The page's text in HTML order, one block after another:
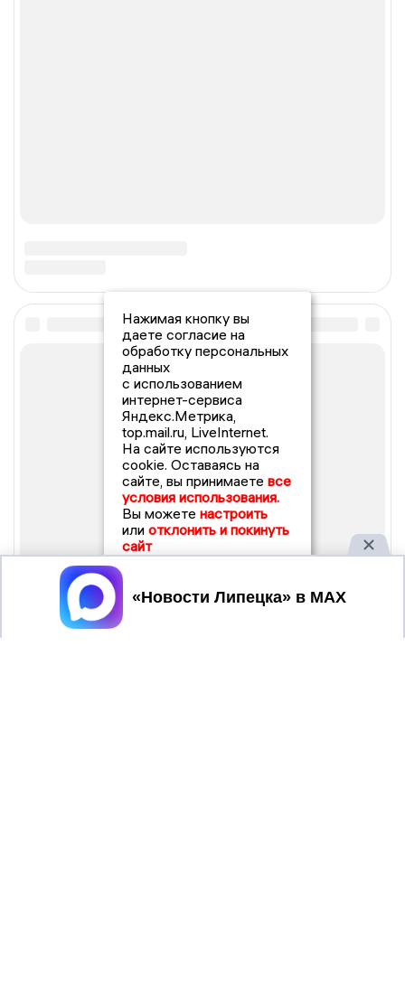
Нажимая кнопку вы
даете согласие на
обработку персональных
данных
с использованием
интернет-сервиса
Яндекс.Метрика,
top.mail.ru, LiveInternet.
На сайте используются
cookie. Оставаясь на
сайте, вы принимаете все
условия использования.
Вы можете настроить
или отклонить и покинуть
сайт
Принять